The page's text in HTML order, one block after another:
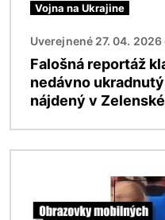
Vojna na Ukrajine
Uverejnené 27. 04. 2026
Falošná reportáž
nedávno
nájdený v